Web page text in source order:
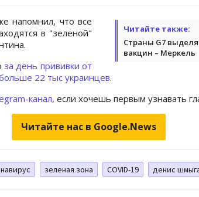
Читайте также:
Страны G7
вакцин – Меркель
напомнил, что все
в "зеленой"
за день прививки от
22 тыс украинцев.
канал, если хочешь первым узнавать
Читайте нас в Google.News
зеленая зона COVID-19 денис